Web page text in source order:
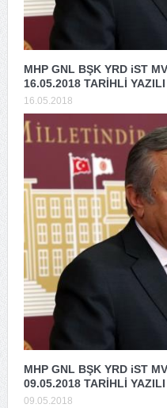
MHP GNL BŞK YRD iST
16.05.2018 TARİHLİ
16.05.2018
MHP GNL BŞK YRD iST
09.05.2018 TARİHLİ
09.05.2018